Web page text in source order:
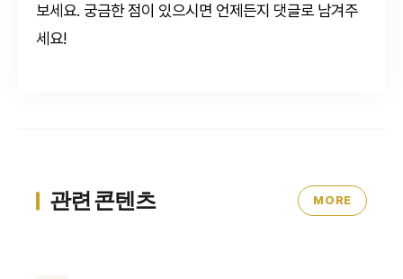
보세요. 궁금한 점이 있으시면 언제든지 댓글로 남겨주
세요!
관련 콘텐츠 MORE